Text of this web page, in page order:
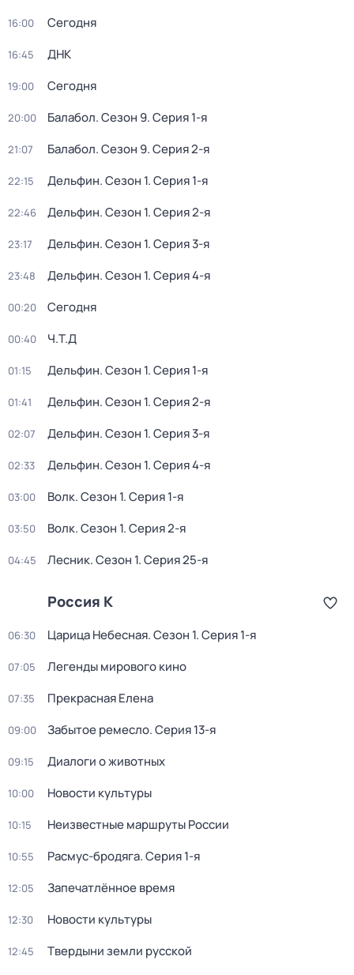
16:00 Сегодня
16:45 ДНК
19:00 Сегодня
20:00 Балабол. Сезон 9. Серия 1-я
21:07 Балабол. Сезон 9. Серия 2-я
22:15 Дельфин. Сезон 1. Серия 1-я
22:46 Дельфин. Сезон 1. Серия 2-я
23:17 Дельфин. Сезон 1. Серия 3-я
23:48 Дельфин. Сезон 1. Серия 4-я
00:20 Сегодня
00:40 Ч.T.Д
01:15 Дельфин. Сезон 1. Серия 1-я
01:41 Дельфин. Сезон 1. Серия 2-я
02:07 Дельфин. Сезон 1. Серия 3-я
02:33 Дельфин. Сезон 1. Серия 4-я
03:00 Волк. Сезон 1. Серия 1-я
03:50 Волк. Сезон 1. Серия 2-я
04:45 Лесник. Сезон 1. Серия 25-я
Россия К
06:30 Царица Небесная. Сезон 1. Серия 1-я
07:05 Легенды мирового кино
07:35 Прекрасная Елена
09:00 Забытое ремесло. Серия 13-я
09:15 Диалоги о животных
10:00 Новости культуры
10:15 Неизвестные маршруты России
10:55 Расмус-бродяга. Серия 1-я
12:05 Запечатлённое время
12:30 Новости культуры
12:45 Твердыни земли русской